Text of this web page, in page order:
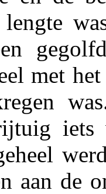
met
iets
aan de